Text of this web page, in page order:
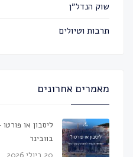
שוק הנדל״ן
תרבות וטיולים
מאמרים אחרונים
ליסבון או
בוובינר